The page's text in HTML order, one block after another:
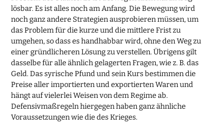
lösbar. Es ist alles noch am Anfang. Die Bewegung wird
noch ganz andere Strategien ausprobieren müssen, um
das Problem für die kurze und die mittlere Frist zu
umgehen, so dass es handhabbar wird, ohne den Weg zu
einer gründlicheren Lösung zu verstellen. Übrigens gilt
dasselbe für alle ähnlich gelagerten Fragen, wie z. B. das
Geld. Das syrische Pfund und sein Kurs bestimmen die
Preise aller importierten und exportierten Waren und
hängt auf vielerlei Weisen von dem Regime ab.
Defensivmaßregeln hiergegen haben ganz ähnliche
Voraussetzungen wie die des Krieges.